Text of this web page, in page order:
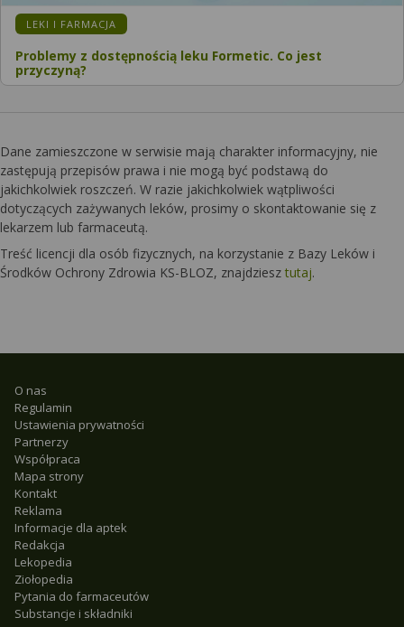
KATEGORIA:
LEKI I FARMACJA
Problemy z dostępnością leku Formetic. Co jest
przyczyną?
Dane zamieszczone w serwisie mają charakter informacyjny, nie
zastępują przepisów prawa i nie mogą być podstawą do
jakichkolwiek roszczeń. W razie jakichkolwiek wątpliwości
dotyczących zażywanych leków, prosimy o skontaktowanie się z
lekarzem lub farmaceutą.
Treść licencji dla osób fizycznych, na korzystanie z Bazy Leków i
Środków Ochrony Zdrowia KS-BLOZ, znajdziesz tutaj.
O nas
Regulamin
Ustawienia prywatności
Partnerzy
Współpraca
Mapa strony
Kontakt
Reklama
Informacje dla aptek
Redakcja
Lekopedia
Ziołopedia
Pytania do farmaceutów
Substancje i składniki